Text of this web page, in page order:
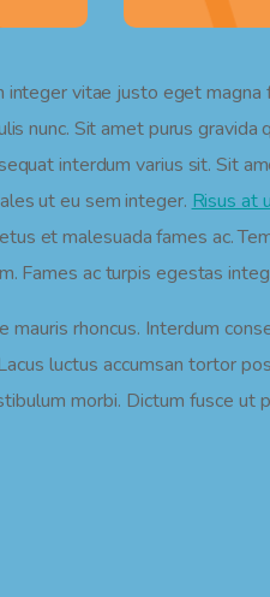
vitae justo eget
nunc. Sit amet purus
interdum varius sit. Sit
ut eu sem integer. Risus at
et malesuada fames ac.
Fames ac turpis egestas
rhoncus. Interdum
luctus accumsan tortor
morbi. Dictum fusce ut